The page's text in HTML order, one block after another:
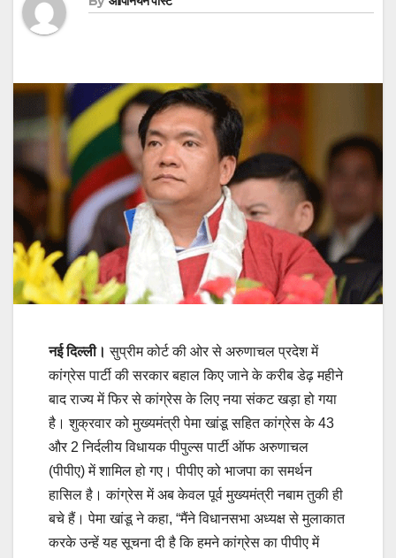
नई दिल्ली।सुप्रीम कोर्ट की ओर से अरुणाचल प्रदेश में
कांग्रेस पार्टी की सरकार बहाल किए जाने के करीब डेढ़ महीने
बाद राज्य में फिर से कांग्रेस के लिए नया संकट खड़ा हो गया
है। शुक्रवार को मुख्यमंत्री पेमा खांडू सहित कांग्रेस के 43
और 2 निर्दलीय विधायक पीपुल्स पार्टी ऑफ अरुणाचल
(पीपीए) में शामिल हो गए। पीपीए को भाजपा का समर्थन
हासिल है। कांग्रेस में अब केवल पूर्व मुख्यमंत्री नबाम तुकी ही
बचे हैं। पेमा खांडू ने कहा, “मैंने विधानसभा अध्यक्ष से मुलाकात
करके उन्हें यह सूचना दी है कि हमने कांग्रेस का पीपीए में